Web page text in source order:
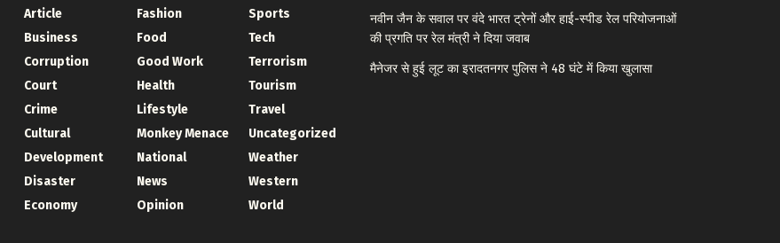
Article
Business
Corruption
Court
Crime
Cultural
Development
Disaster
Economy
Fashion
Food
Good Work
Health
Lifestyle
Monkey Menace
National
News
Opinion
Sports
Tech
Terrorism
Tourism
Travel
Uncategorized
Weather
Western
World
नवीन जैन के सवाल पर वंदे भारत ट्रेनों और हाई-स्पीड रेल परियोजनाओं
की प्रगति पर रेल मंत्री ने दिया जवाब
मैनेजर से हुई लूट का इरादतनगर पुलिस ने 48 घंटे में किया खुलासा